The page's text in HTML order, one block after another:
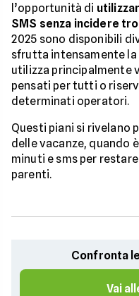
l’opportunità di
SMS senza incidere
2025 sono disponibili
sfrutta intensamente la
utilizza principalmente
pensati per tutti o
determinati operatori.
Questi piani si rivelano
delle vacanze, quando
minuti e sms per
parenti.
Confronta
Vai